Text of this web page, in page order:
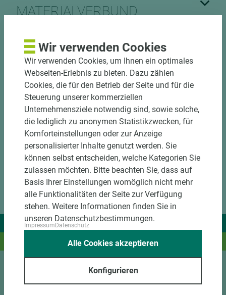
MATERIALVERBUND
DOWNLOADS
Wir liefern Ideen.
Und das passende Holz dazu.
Wir verwenden Cookies
Wir verwenden Cookies, um Ihnen ein optimales
Webseiten-Erlebnis zu bieten. Dazu zählen
Cookies, die für den Betrieb der Seite und für die
Steuerung unserer kommerziellen
Unternehmensziele notwendig sind, sowie solche,
die lediglich zu anonymen Statistikzwecken, für
Komforteinstellungen oder zur Anzeige
personalisierter Inhalte genutzt werden. Sie
können selbst entscheiden, welche Kategorien Sie
zulassen möchten. Bitte beachten Sie, dass auf
Basis Ihrer Einstellungen womöglich nicht mehr
alle Funktionalitäten der Seite zur Verfügung
stehen. Weitere Informationen finden Sie in
unseren Datenschutzbestimmungen.
ImpressumDatenschutz
Konfigurieren
Alle Cookies akzeptieren